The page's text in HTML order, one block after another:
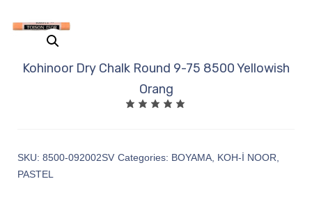
Kohinoor Dry Chalk Round 9-75 8500 Yellowish
Orang
SKU: 8500-092002SV Categories: BOYAMA KOH-İ NOOR
PASTEL